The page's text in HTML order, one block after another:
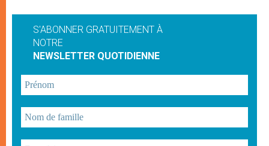
S'ABONNER GRATUITEMENT À
NOTRE
NEWSLETTER QUOTIDIENNE